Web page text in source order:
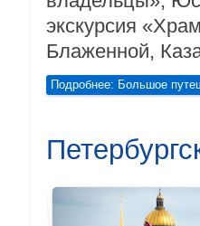
экскурсия
Блаженной,
Подробнее: Большое